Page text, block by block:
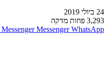
24 ביולי 2019
3,293 פחות מדקה
Messenger Messenger WhatsApp